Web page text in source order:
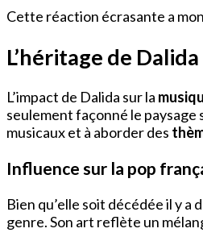
Cette réaction écrasante a
L’héritage de
L’impact de Dalida sur la
seulement façonné le paysage
musicaux et à aborder des
Influence sur la pop
Bien qu’elle soit décédée il y a
genre. Son art reflète un